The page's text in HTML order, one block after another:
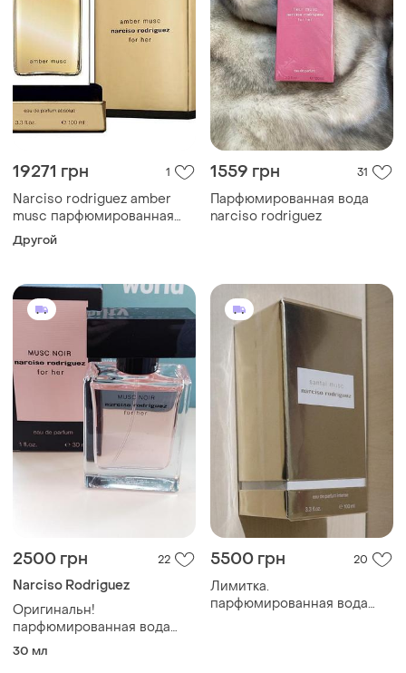
19271 грн 1
Narciso rodriguez amber
musc парфюмированная
вода 100мл
Другой
1559 грн 31
Парфюмированная вода
narciso rodriguez
2500 грн 22
Narciso Rodriguez
Оригинальн!
парфюмированная вода
narciso rodriguez musc noir
30 мл
5500 грн 20
Лимитка.
парфюмированная вода